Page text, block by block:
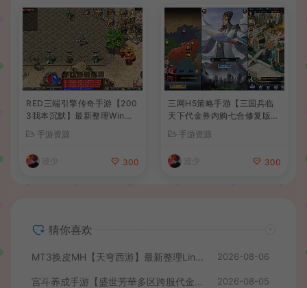
RED三端引擎传奇手游【200
3我本沉默】最新整理Win系
细搭建教程
手游资源
波少 300
三网H5策略手游【三国兵临
天下代金券内购七合修复版】
+Linux手工服务端+管理后台
+GM授权后台+简易安卓客户
端+详细搭建教程+视频教程
手游资源
波少 300
猜你喜欢
MT3换皮MH【天穹西游】最新整理Linux手工服务端+安卓苹果双端+GM后台+详细搭建教程+全套源码+视频教程 2026-08-06
宫斗养成手游【盛世芳華多区跨服代金券本地优化版】最新整理单机一键即玩端+Linux手工服务端+CDK授权后台+安卓+详细搭建教程 2026-08-05